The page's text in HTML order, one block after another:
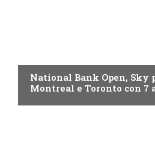
National Bank Open, Sky
Montreal e Toronto con 7